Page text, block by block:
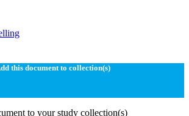
this document to collection(s)
to your study collection(s)